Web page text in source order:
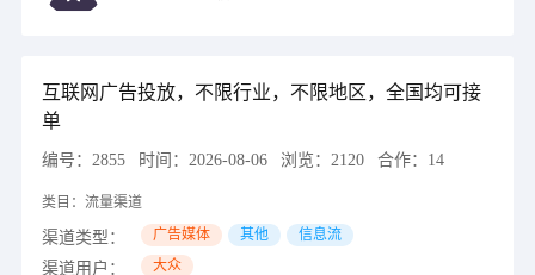
互联网广告投放，不限行业，不限地区，全国均可接
单
编号： 2855 时间： 2026-08-06 浏览： 2120 合作： 14
类目： 流量渠道
渠道类型： 广告媒体 其他 信息流
渠道用户： 大众